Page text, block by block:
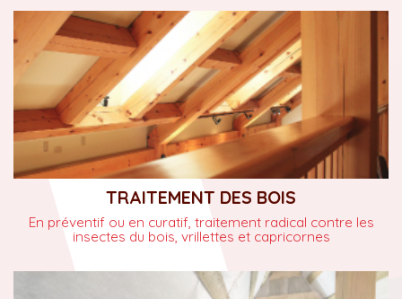
TRAITEMENT DES BOIS
En préventif ou en curatif, traitement radical contre les
insectes du bois, vrillettes et capricornes